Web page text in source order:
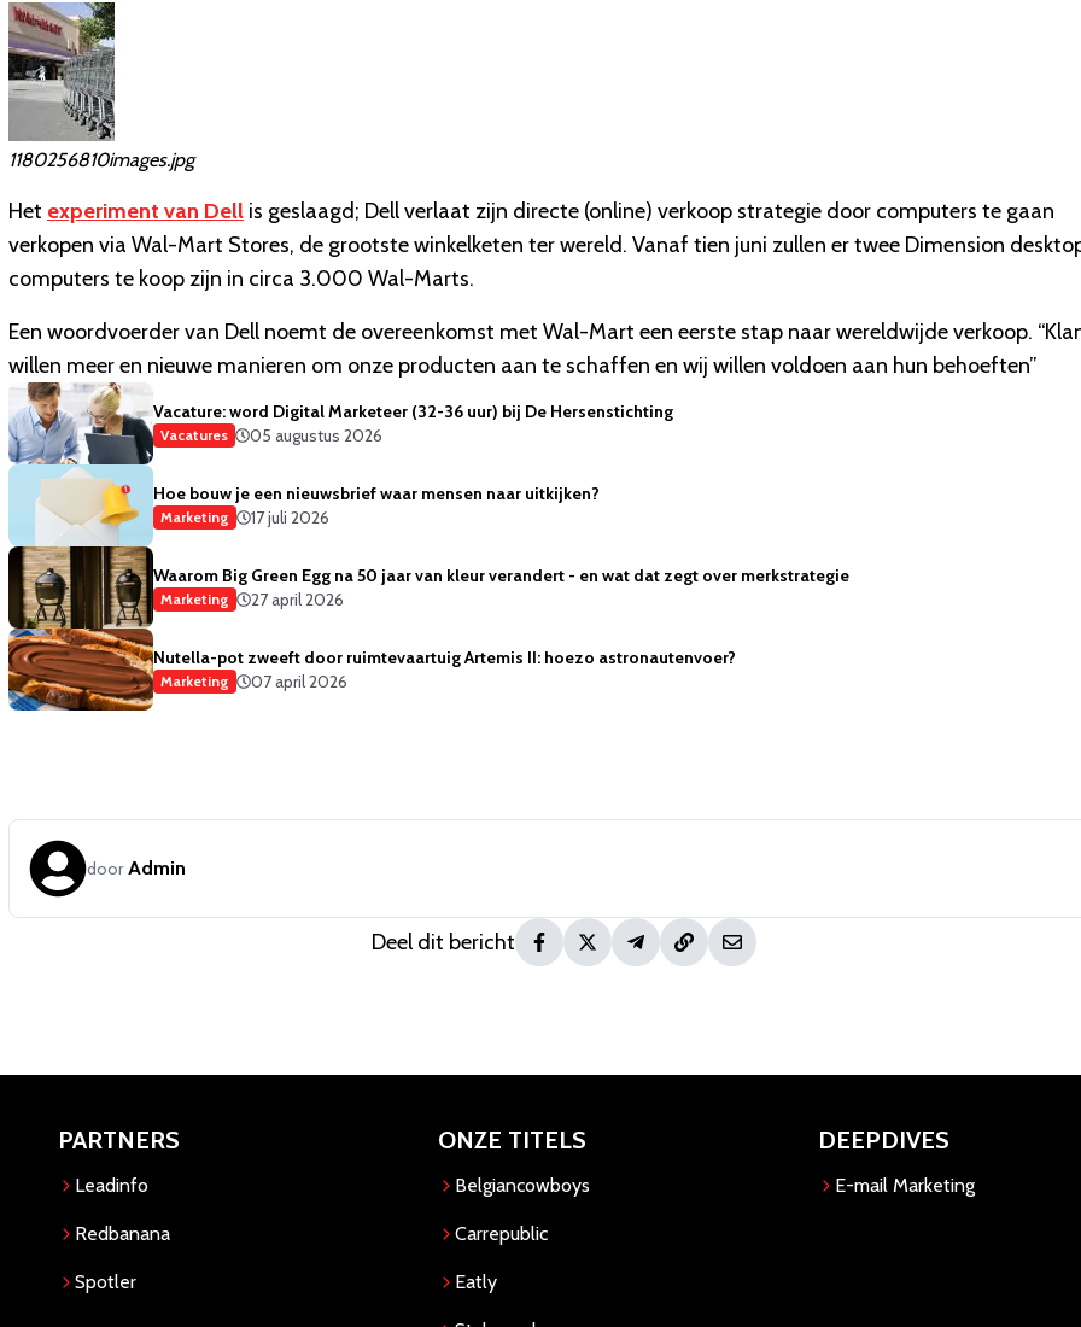
1180256810images.jpg
Het experiment van Dell is geslaagd; Dell verlaat zijn directe (online) verkoop strategie door computers te gaan
verkopen via Wal-Mart Stores, de grootste winkelketen ter wereld. Vanaf tien juni zullen er twee Dimension
computers te koop zijn in circa 3.000 Wal-Marts.
Een woordvoerder van Dell noemt de overeenkomst met Wal-Mart een eerste stap naar wereldwijde verkoop.
willen meer en nieuwe manieren om onze producten aan te schaffen en wij willen voldoen aan hun behoeften”
Vacature: word Digital Marketeer (32-36 uur) bij De Hersenstichting
Vacatures 05 augustus 2026
Hoe bouw je een nieuwsbrief waar mensen naar uitkijken?
Marketing 17 juli 2026
Waarom Big Green Egg na 50 jaar van kleur verandert - en wat dat zegt over merkstrategie
Marketing 27 april 2026
Nutella-pot zweeft door ruimtevaartuig Artemis II: hoezo astronautenvoer?
Marketing 07 april 2026
door Admin
Deel dit bericht
PARTNERS
Leadinfo
Redbanana
Spotler
ONZE TITELS
Belgiancowboys
Carrepublic
Eatly
DEEPDIVES
E-mail Marketing